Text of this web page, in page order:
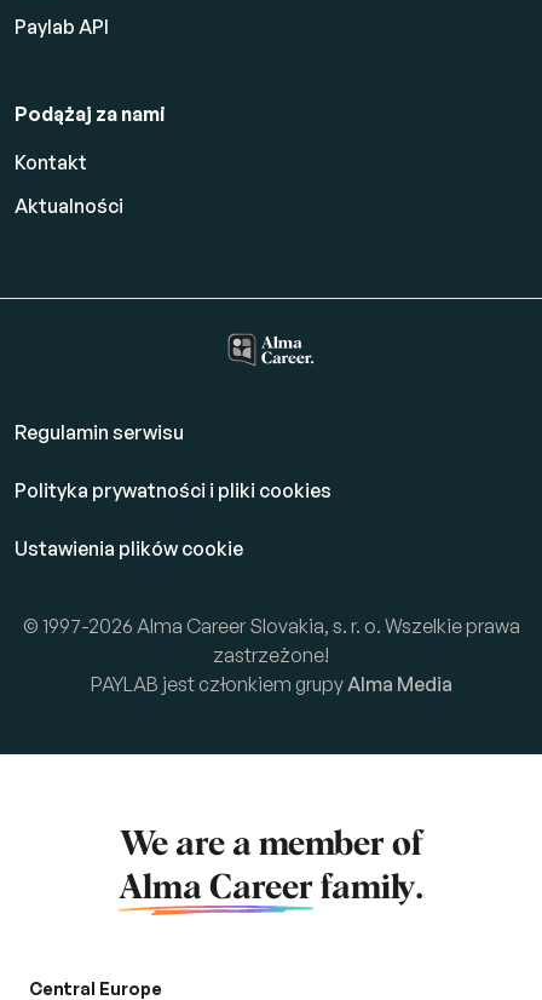
Paylab API
Podążaj za nami
Kontakt
Aktualności
Regulamin serwisu
Polityka prywatności i pliki cookies
Ustawienia plików cookie
© 1997-2026 Alma Career Slovakia, s. r. o. Wszelkie prawa
zastrzeżone!
PAYLAB jest członkiem grupy Alma Media
We are a member of
Alma Career family.
Central Europe